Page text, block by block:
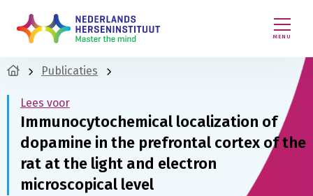
MENU
Publicaties
Lees voor
Immunocytochemical localization of
dopamine in the prefrontal cortex of the
rat at the light and electron
microscopical level